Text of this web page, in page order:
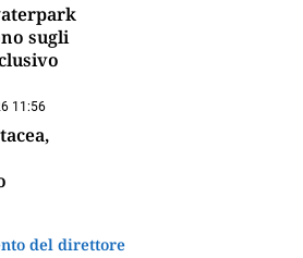
sugli
11:56
del direttore